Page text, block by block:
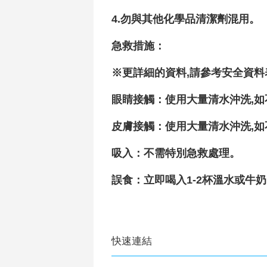
4.勿與其他化學品清潔劑混用。
急救措施：
※更詳細的資料,請參考安全資料
眼睛接觸 ： 使用大量清水沖洗,
皮膚接觸：使用大量清水沖洗,
吸入：不需特別急救處理。
誤食：立即喝入1-2杯溫水或牛
快速連結